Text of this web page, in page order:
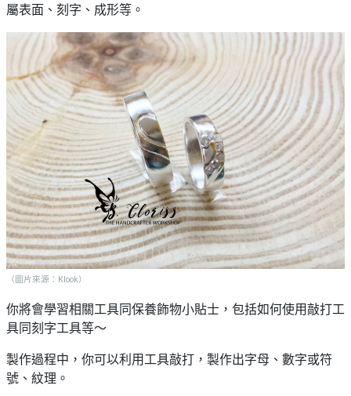
屬表面、刻字、成形等。
（圖片來源：Klook）
你將會學習相關工具同保養飾物小貼士，包括如何使用敲打工
具同刻字工具等～
製作過程中，你可以利用工具敲打，製作出字母、數字或符
號、紋理。